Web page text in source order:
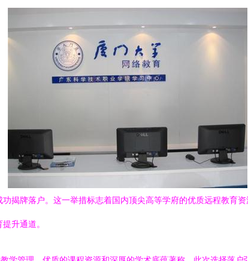
揭牌落户。这一举措标志着国内顶尖高等学府的优质远程教育
升通道。